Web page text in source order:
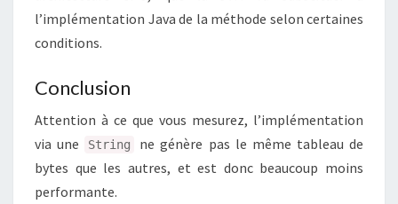
l’implémentation Java de la méthode selon certaines
conditions.
Conclusion
Attention à ce que vous mesurez, l’implémentation
via une
String
ne génère pas le même tableau de
bytes que les autres, et est donc beaucoup moins
performante.